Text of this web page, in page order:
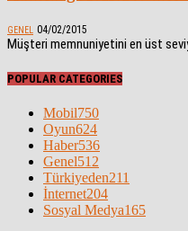
GENEL 04/02/2015
Müşteri memnuniyetini en üst
POPULAR CATEGORIES
Mobil750
Oyun624
Haber536
Genel512
Türkiyeden211
İnternet204
Sosyal Medya165